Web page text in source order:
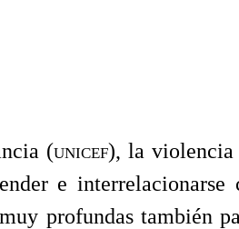
(unicef), la violencia
e
profundas también